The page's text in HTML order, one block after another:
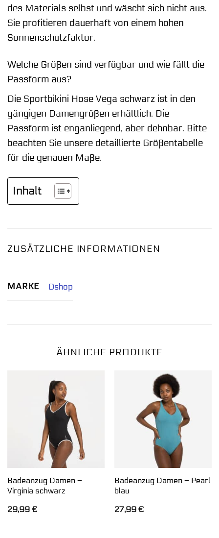
des Materials selbst und wäscht sich nicht aus.
Sie profitieren dauerhaft von einem hohen
Sonnenschutzfaktor.
Welche Größen sind verfügbar und wie fällt die
Passform aus?
Die Sportbikini Hose Vega schwarz ist in den
gängigen Damengrößen erhältlich. Die
Passform ist enganliegend, aber dehnbar. Bitte
beachten Sie unsere detaillierte Größentabelle
für die genauen Maße.
Inhalt
ZUSÄTZLICHE INFORMATIONEN
MARKE Dshop
ÄHNLICHE PRODUKTE
Badeanzug Damen –
Virginia schwarz
29,99 €
Badeanzug Damen – Pearl
blau
27,99 €